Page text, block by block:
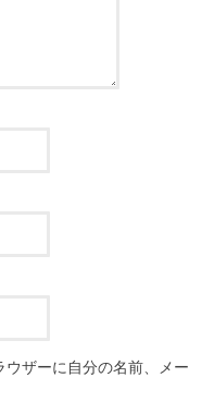
ザーに自分の名前、メー